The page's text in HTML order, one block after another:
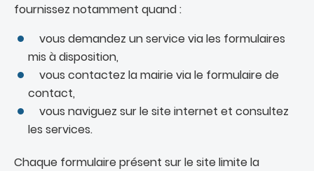
fournissez notamment quand :
vous demandez un service via les formulaires
mis à disposition,
vous contactez la mairie via le formulaire de
contact,
vous naviguez sur le site internet et consultez
les services.
Chaque formulaire présent sur le site limite la